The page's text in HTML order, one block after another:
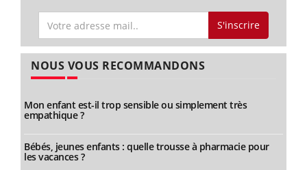
S'inscrire
NOUS VOUS RECOMMANDONS
Mon enfant est-il trop sensible ou simplement très
empathique ?
Bébés, jeunes enfants : quelle trousse à pharmacie pour
les vacances ?